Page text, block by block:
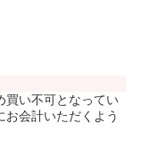
買い不可となってい
お会計いただくよう